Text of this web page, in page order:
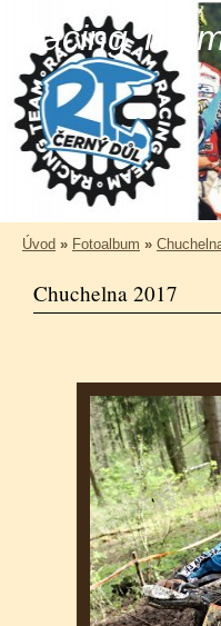
Racing
Úvod » Fotoalbum »
Chuchelna 2017